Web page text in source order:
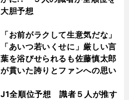
大胆予想
「お前がラクして生意気だな」
「あいつ若いくせに」厳しい言
葉を浴びせられるも佐藤慎太郎
が貫いた誇りとファンへの思い
J1全順位予想 識者５人が推す